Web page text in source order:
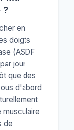
?
en
doigts
(ASDF
jour
que des
d'abord
musculaire
de